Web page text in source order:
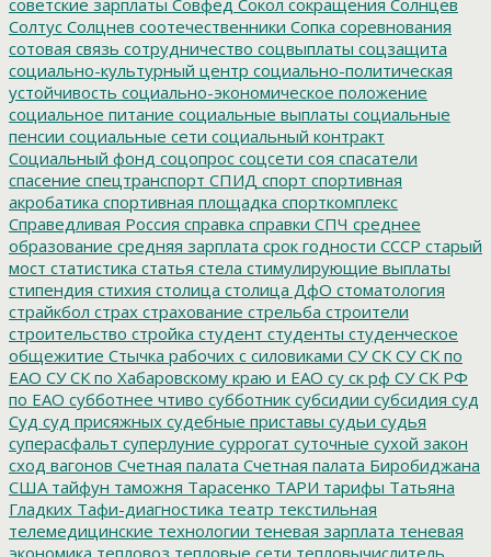
Солтус Солцнев соотечественники Сопка соревнования
сотовая связь сотрудничество соцвыплаты соцзащита
социально-культурный центр социально-политическая
устойчивость социально-экономическое положение
социальное питание социальные выплаты социальные
пенсии социальные сети социальный контракт
Социальный фонд соцопрос соцсети соя спасатели
спасение спецтранспорт СПИД спорт спортивная
акробатика спортивная площадка спорткомплекс
Справедливая Россия справка справки СПЧ среднее
образование средняя зарплата срок годности СССР старый
мост статистика статья стела стимулирующие выплаты
стипендия стихия столица столица ДфО стоматология
страйкбол страх страхование стрельба строители
строительство стройка студент студенты студенческое
общежитие Стычка рабочих с силовиками СУ СК СУ СК по
ЕАО СУ СК по Хабаровскому краю и ЕАО су ск рф СУ СК РФ
по ЕАО субботнее чтиво субботник субсидии субсидия суд
Суд суд присяжных судебные приставы судьи судья
суперасфальт суперлуние суррогат суточные сухой закон
сход вагонов Счетная палата Счетная палата Биробиджана
США тайфун таможня Тарасенко ТАРИ тарифы Татьяна
Гладких Тафи-диагностика театр текстильная
телемедицинские технологии теневая зарплата теневая
экономика тепловоз тепловые сети тепловычислитель